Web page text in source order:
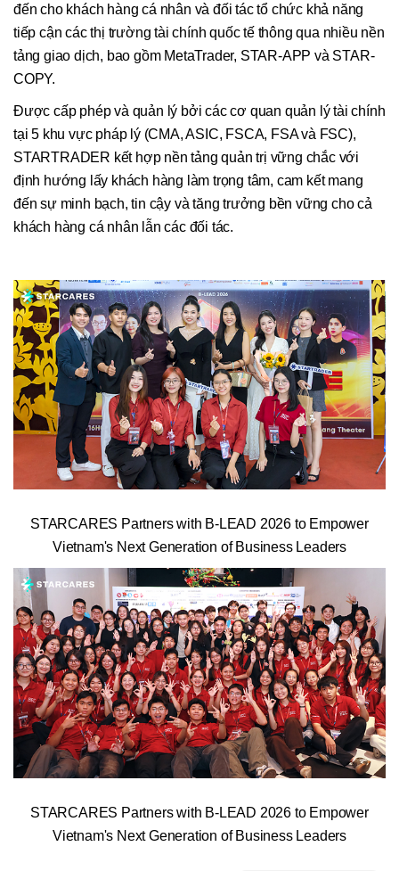
đến cho khách hàng cá nhân và đối tác tổ chức khả năng
tiếp cận các thị trường tài chính quốc tế thông qua nhiều nền
tảng giao dịch, bao gồm MetaTrader, STAR-APP và STAR-
COPY.
Được cấp phép và quản lý bởi các cơ quan quản lý tài chính
tại 5 khu vực pháp lý (CMA, ASIC, FSCA, FSA và FSC),
STARTRADER kết hợp nền tảng quản trị vững chắc với
định hướng lấy khách hàng làm trọng tâm, cam kết mang
đến sự minh bạch, tin cậy và tăng trưởng bền vững cho cả
khách hàng cá nhân lẫn các đối tác.
STARCARES Partners with B-LEAD 2026 to Empower
Vietnam's Next Generation of Business Leaders
STARCARES Partners with B-LEAD 2026 to Empower
Vietnam's Next Generation of Business Leaders